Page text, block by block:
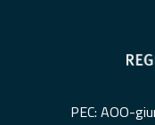
PEC: AOO-